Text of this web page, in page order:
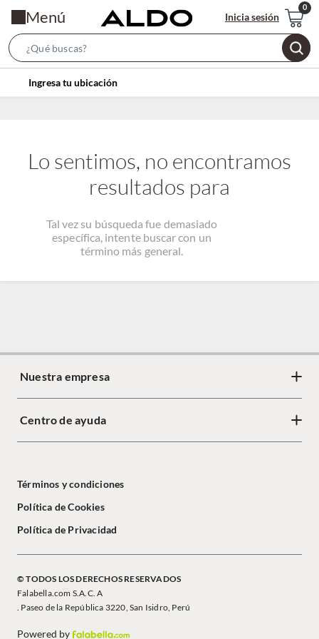
Menú Inicia sesión
Bar
location-
Ingresa tu ubicación
Lo sentimos, no encontramos
resultados para
Tal vez su búsqueda fue demasiado
específica, intente buscar con un
término más general.
Nuestra empresa
Centro de ayuda
Términos y condiciones
Política de Cookies
Política de Privacidad
© TODOS LOS DERECHOS RESERVADOS
Falabella.com S.A.C. A
. Paseo de la República 3220, San Isidro, Perú
Powered by